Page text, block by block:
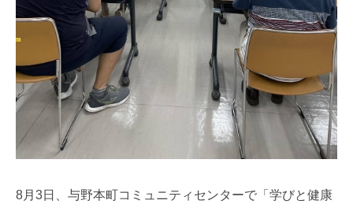
8月3日、与野本町コミュニティセンターで「学びと健康